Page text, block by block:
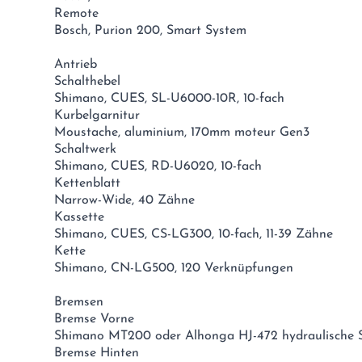
Remote
Bosch, Purion 200, Smart System
Antrieb
Schalthebel
Shimano, CUES, SL-U6000-10R, 10-fach
Kurbelgarnitur
Moustache, aluminium, 170mm moteur Gen3
Schaltwerk
Shimano, CUES, RD-U6020, 10-fach
Kettenblatt
Narrow-Wide, 40 Zähne
Kassette
Shimano, CUES, CS-LG300, 10-fach, 11-39 Zähne
Kette
Shimano, CN-LG500, 120 Verknüpfungen
Bremsen
Bremse Vorne
Shimano MT200 oder Alhonga HJ-472 hydraulische
Bremse Hinten